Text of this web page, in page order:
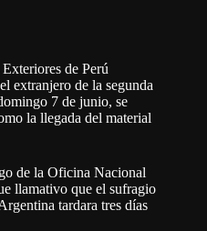
de Perú
extranjero de la segunda
7 de junio, se
la llegada del material
de la Oficina Nacional
llamativo que el sufragio
tardara tres días